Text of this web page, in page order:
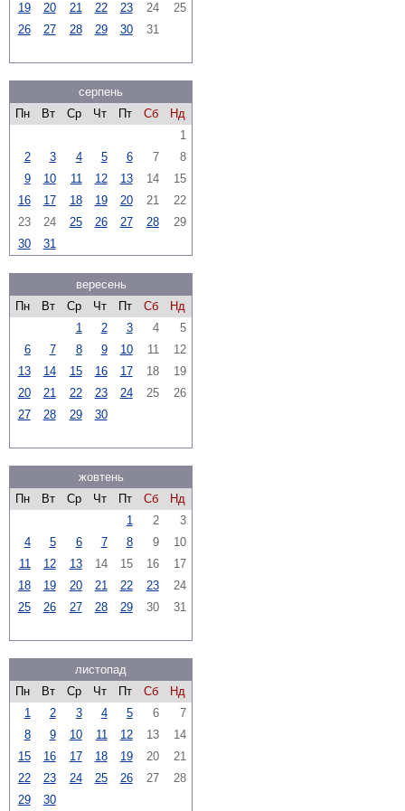
19
20 21 22 23 24
25
26
27 28 29 30 31
серпень
Пн
Вт Ср Чт Пт Сб
Нд
1
2
3 4 5 6 7
8
9
10 11 12 13 14
15
16
17 18 19 20 21
22
23
24 25 26 27 28
29
30
31
вересень
Пн
Вт Ср Чт Пт Сб
Нд
1
2 3 4
5
6
7 8 9 10 11
12
13
14 15 16 17 18
19
20
21 22 23 24 25
26
27
28 29 30
жовтень
Пн
Вт Ср Чт Пт Сб
Нд
1
2
3
4
5 6 7 8 9
10
11
12 13 14 15 16
17
18
19 20 21 22 23
24
25
26 27 28 29 30 31
листопад
Пн
Вт Ср Чт Пт Сб
Нд
1
2 3 4 5 6
7
8
9 10 11 12 13
14
15
16 17 18 19 20
21
22
23 24 25 26 27
28
29
30